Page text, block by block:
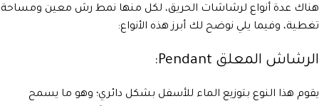
هناك عدة أنواع لرشاشات الحريق، لكل منها نمط رش معين ومساحة
تغطية، وفيما يلي نوضح لك أبرز هذه الأنواع:
الرشاش المعلق Pendant:
يقوم هذا النوع بتوزيع الماء للأسفل بشكل دائري؛ وهو ما يسمح